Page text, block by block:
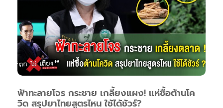
ฟ้าทะลายโจร กระชาย เกลี้ยงแผง! แห่ซื้อต้านโค
วิด สรุปยาไทยสูตรไหน ใช้ได้ชัวร์?